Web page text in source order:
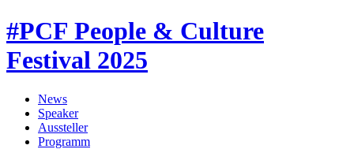
#PCF People & Culture
Festival 2025
News
Speaker
Aussteller
Programm